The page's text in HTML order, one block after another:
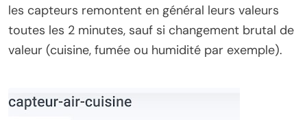
les capteurs remontent en général leurs valeurs
toutes les 2 minutes, sauf si changement brutal de
valeur (cuisine, fumée ou humidité par exemple).